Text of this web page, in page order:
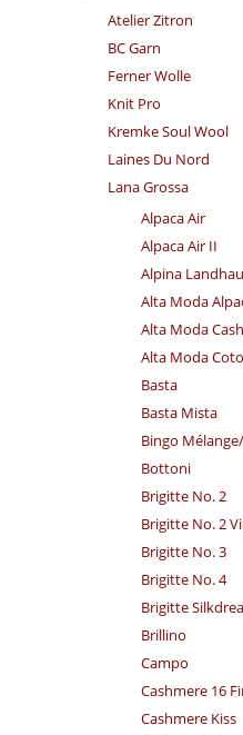
Atelier Zitron
BC Garn
Ferner Wolle
Knit Pro
Kremke Soul Wool
Laines Du Nord
Lana Grossa
Alpaca Air
Alpaca Air II
Alpina
Alta Moda
Alta Moda
Alta Moda
Basta
Basta Mista
Bingo
Bottoni
Brigitte No. 2
Brigitte No. 2
Brigitte No. 3
Brigitte No. 4
Brigitte
Brillino
Campo
Cashmere 16
Cashmere Kiss